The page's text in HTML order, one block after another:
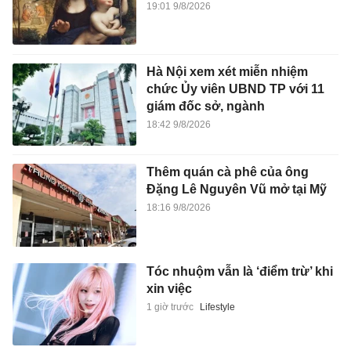
19:01 9/8/2026
Hà Nội xem xét miễn nhiệm
chức Ủy viên UBND TP với 11
giám đốc sở, ngành
18:42 9/8/2026
Thêm quán cà phê của ông
Đặng Lê Nguyên Vũ mở tại Mỹ
18:16 9/8/2026
Tóc nhuộm vẫn là ‘điểm trừ’ khi
xin việc
1 giờ trước Lifestyle